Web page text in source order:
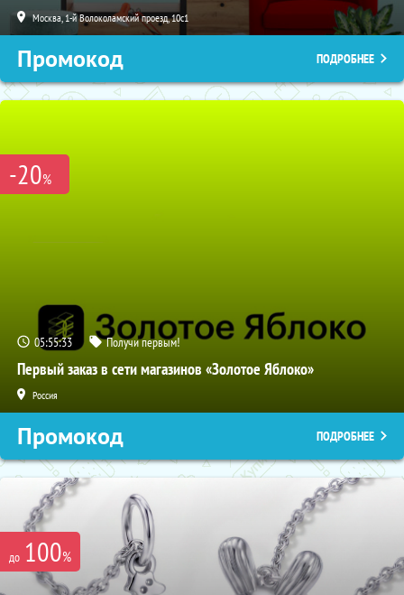
Москва, 1-й Волоколамский проезд, 10с1
Промокод ПОДРОБНЕЕ
-20%
05:55:32 Получи первым!
Первый заказ в сети магазинов «Золотое Яблоко»
Россия
Промокод ПОДРОБНЕЕ
до 100%